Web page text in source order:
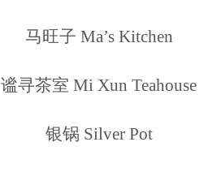
马旺子 Ma’s Kitchen
谧寻茶室 Mi Xun Teahouse
银锅 Silver Pot